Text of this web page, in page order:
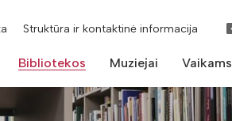
Struktūra ir kontaktinė informacija
Bibliotekos Muziejai Vaikams